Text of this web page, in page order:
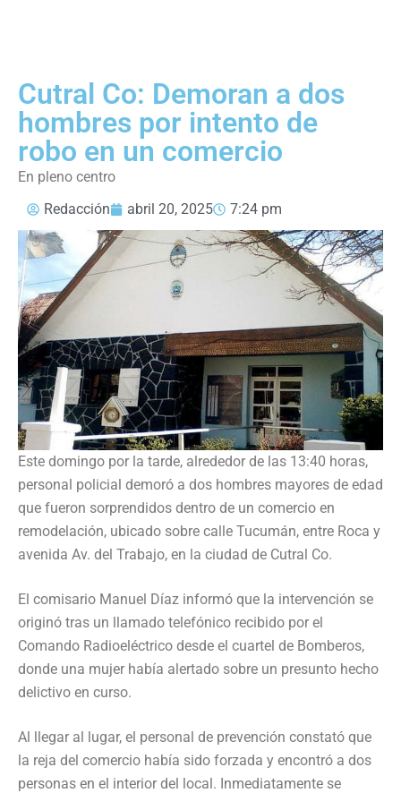
Cutral Co: Demoran a dos
hombres por intento de
robo en un comercio
En pleno centro
Redacción
abril 20, 2025 7:24 pm
Este domingo por la tarde, alrededor de las 13:40 horas,
personal policial demoró a dos hombres mayores de edad
que fueron sorprendidos dentro de un comercio en
remodelación, ubicado sobre calle Tucumán, entre Roca y
avenida Av. del Trabajo, en la ciudad de Cutral Co.
El comisario Manuel Díaz informó que la intervención se
originó tras un llamado telefónico recibido por el
Comando Radioeléctrico desde el cuartel de Bomberos,
donde una mujer había alertado sobre un presunto hecho
delictivo en curso.
Al llegar al lugar, el personal de prevención constató que
la reja del comercio había sido forzada y encontró a dos
personas en el interior del local. Inmediatamente se